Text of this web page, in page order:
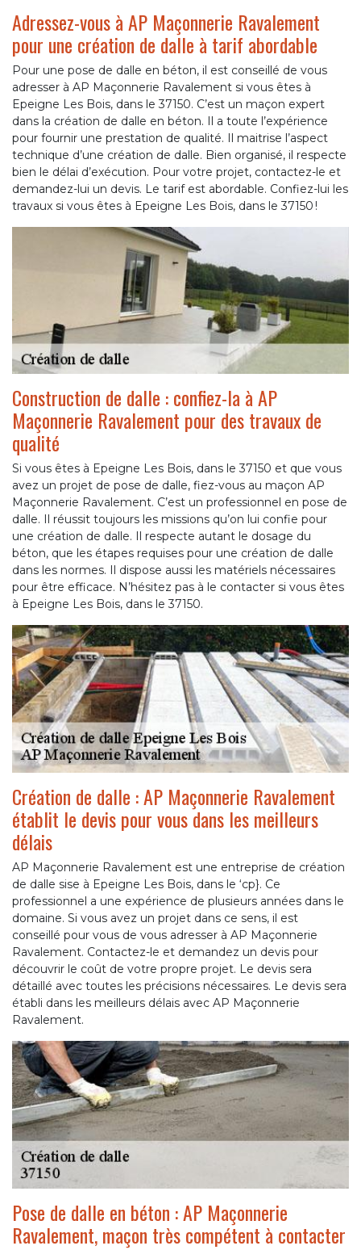
Adressez-vous à AP Maçonnerie Ravalement
pour une création de dalle à tarif abordable
Pour une pose de dalle en béton, il est conseillé de vous
adresser à AP Maçonnerie Ravalement si vous êtes à
Epeigne Les Bois, dans le 37150. C’est un maçon expert
dans la création de dalle en béton. Il a toute l’expérience
pour fournir une prestation de qualité. Il maitrise l’aspect
technique d’une création de dalle. Bien organisé, il respecte
bien le délai d’exécution. Pour votre projet, contactez-le et
demandez-lui un devis. Le tarif est abordable. Confiez-lui les
travaux si vous êtes à Epeigne Les Bois, dans le 37150 !
Construction de dalle : confiez-la à AP
Maçonnerie Ravalement pour des travaux de
qualité
Si vous êtes à Epeigne Les Bois, dans le 37150 et que vous
avez un projet de pose de dalle, fiez-vous au maçon AP
Maçonnerie Ravalement. C’est un professionnel en pose de
dalle. Il réussit toujours les missions qu’on lui confie pour
une création de dalle. Il respecte autant le dosage du
béton, que les étapes requises pour une création de dalle
dans les normes. Il dispose aussi les matériels nécessaires
pour être efficace. N’hésitez pas à le contacter si vous êtes
à Epeigne Les Bois, dans le 37150.
Création de dalle : AP Maçonnerie Ravalement
établit le devis pour vous dans les meilleurs
délais
AP Maçonnerie Ravalement est une entreprise de création
de dalle sise à Epeigne Les Bois, dans le ‘cp}. Ce
professionnel a une expérience de plusieurs années dans le
domaine. Si vous avez un projet dans ce sens, il est
conseillé pour vous de vous adresser à AP Maçonnerie
Ravalement. Contactez-le et demandez un devis pour
découvrir le coût de votre propre projet. Le devis sera
détaillé avec toutes les précisions nécessaires. Le devis sera
établi dans les meilleurs délais avec AP Maçonnerie
Ravalement.
Pose de dalle en béton : AP Maçonnerie
Ravalement, maçon très compétent à contacter